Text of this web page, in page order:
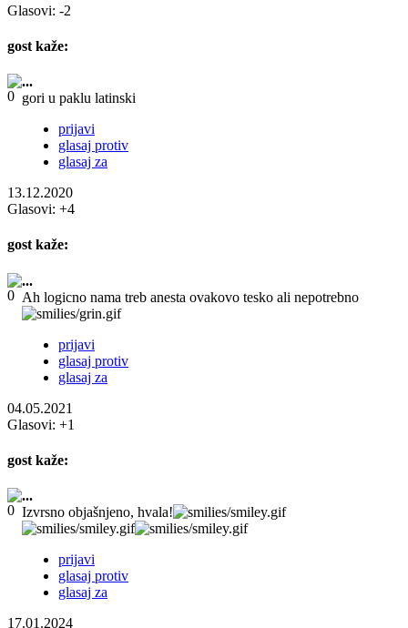
Glasovi: -2
gost kaže:
...
gori u paklu latinski
prijavi
glasaj protiv
glasaj za
13.12.2020
Glasovi: +4
gostkaže:
...
Ah logicno nama treb anesta ovakovo tesko ali nepotrebno
prijavi
glasaj protiv
glasaj za
04.05.2021
Glasovi: +1
gost kaže:
...
Izvrsno objašnjeno, hvala!
prijavi
glasaj protiv
glasaj za
17.01.2024